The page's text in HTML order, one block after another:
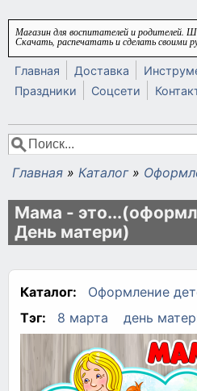
Перейти к основному
Магазин для воспитателей и родителей.
Скачать, распечатать и сделать своими
Главная Доставка
Праздники
Соцсети
Форма поиска
Поиск
Вы здесь
Главная » Каталог »
Мама -
День матери)
Каталог:
Оформление
Тэг:
8 марта день